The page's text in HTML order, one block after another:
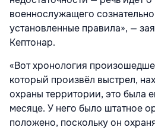
военнослужащего
установленные правила», —
Кептонар.
«Вот хронология
который произвёл выстрел,
охраны территории, это была
месяце. У него было штатное
положено, поскольку он